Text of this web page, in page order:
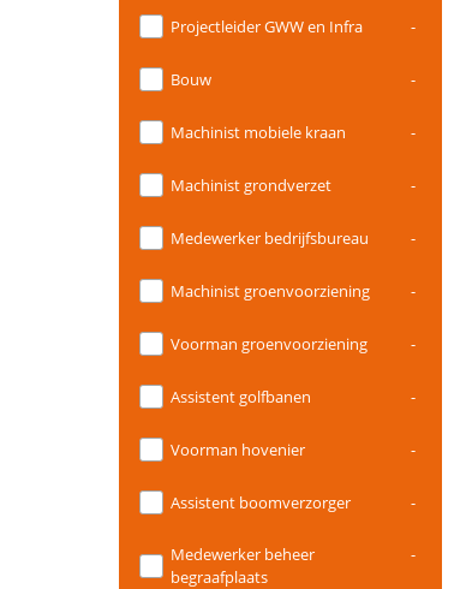
Projectleider GWW en Infra -
Bouw -
Machinist mobiele kraan -
Machinist grondverzet -
Medewerker bedrijfsbureau -
Machinist groenvoorziening -
Voorman groenvoorziening -
Assistent golfbanen -
Voorman hovenier -
Assistent boomverzorger -
Medewerker beheer
begraafplaats
-